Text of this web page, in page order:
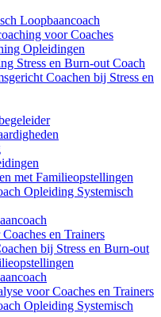
Loopbaancoach
voor Coaches
Opleidingen
Stress en Burn-out Coach
Coachen bij Stress en
met Familieopstellingen
Opleiding Systemisch
en Trainers
bij Stress en Burn-out
voor Coaches en Trainers
Opleiding Systemisch